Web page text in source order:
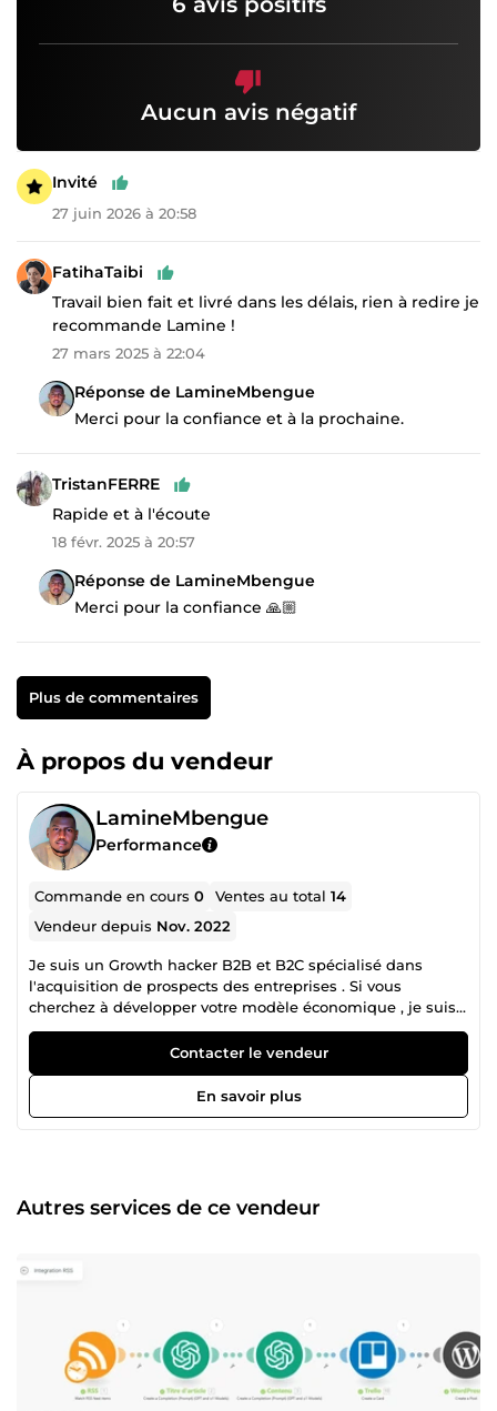
Aucun avis négatif
Invité
27 juin 2026 à 20:58
FatihaTaibi
Travail bien fait et livré dans les délais, rien à redire je
recommande Lamine !
27 mars 2025 à 22:04
Réponse de LamineMbengue
Merci pour la confiance et à la prochaine.
TristanFERRE
Rapide et à l'écoute
18 févr. 2025 à 20:57
Réponse de LamineMbengue
Merci pour la confiance 🙏🏼
Plus de commentaires
À propos du vendeur
LamineMbengue
Performance
Commande en cours0 Ventes au total14
Vendeur depuis Nov. 2022
Je suis un Growth hacker B2B et B2C spécialisé dans
l'acquisition de prospects des entreprises . Si vous
cherchez à développer votre modèle économique , je suis
votre homme. Si vous voulez créer des agents IA, je suis
Contacter le vendeur
En savoir plus
Autres services de ce vendeur